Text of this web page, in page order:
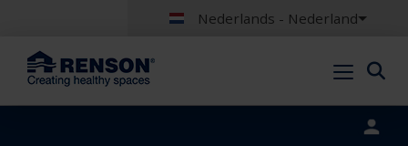
Nederlands - Nederland